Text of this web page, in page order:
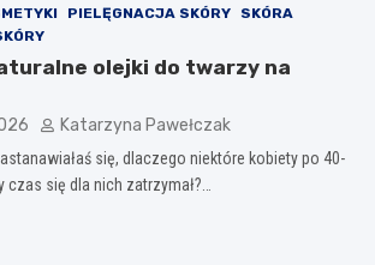
PIELĘGNACJA SKÓRY
SKÓRA
olejki do twarzy na
Katarzyna Pawełczak
się, dlaczego niektóre kobiety po 40-
czas się dla nich zatrzymał?…